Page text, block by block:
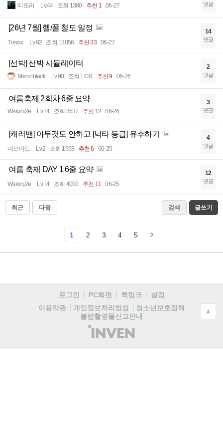
띠또리 Lv.44 조회 1380 추천 1 06-27 댓글
[26년 7월] 헬/폴 철도 일정
Trexxx Lv.82 조회 13856 추천 33 06-27
14
댓글
[선박] 선박 시뮬레이터
Meninblack Lv.90 조회 1434 추천 9 06-26
2
댓글
여름축제 2회차 6줄 요약
Wskxnj2e Lv.14 조회 3537 추천 12 06-26
3
댓글
[캐러밴] 아무것도 안하고 [낙타 등급] 유추하기
네오미드 Lv.2 조회 1568 추천 6 06-25
4
댓글
여름 축제 DAY 1 6줄 요약
Wskxnj2e Lv.14 조회 4000 추천 11 06-25
12
댓글
최근 다음 검색 글쓰기
1 2 3 4 5
로그인 PC화면 퀵링크
설정
이용약관
개인정보처리방침
청소년보호정책
불법촬영물신고안내
(주)
인
▲